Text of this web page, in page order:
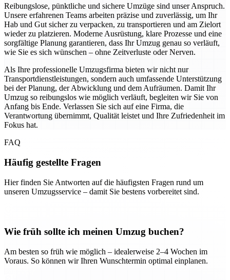
Reibungslose, pünktliche und sichere Umzüge sind unser Anspruch.
Unsere erfahrenen Teams arbeiten präzise und zuverlässig, um Ihr
Hab und Gut sicher zu verpacken, zu transportieren und am Zielort
wieder zu platzieren. Moderne Ausrüstung, klare Prozesse und eine
sorgfältige Planung garantieren, dass Ihr Umzug genau so verläuft,
wie Sie es sich wünschen – ohne Zeitverluste oder Nerven.
Als Ihre professionelle Umzugsfirma bieten wir nicht nur
Transportdienstleistungen, sondern auch umfassende Unterstützung
bei der Planung, der Abwicklung und dem Aufräumen. Damit Ihr
Umzug so reibungslos wie möglich verläuft, begleiten wir Sie von
Anfang bis Ende. Verlassen Sie sich auf eine Firma, die
Verantwortung übernimmt, Qualität leistet und Ihre Zufriedenheit im
Fokus hat.
FAQ
Häufig gestellte Fragen
Hier finden Sie Antworten auf die häufigsten Fragen rund um
unseren Umzugsservice – damit Sie bestens vorbereitet sind.
Wie früh sollte ich meinen Umzug buchen?
Am besten so früh wie möglich – idealerweise 2–4 Wochen im
Voraus. So können wir Ihren Wunschtermin optimal einplanen.